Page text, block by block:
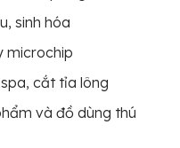
sinh hóa
microchip
cắt tỉa lông
và đồ dùng thú